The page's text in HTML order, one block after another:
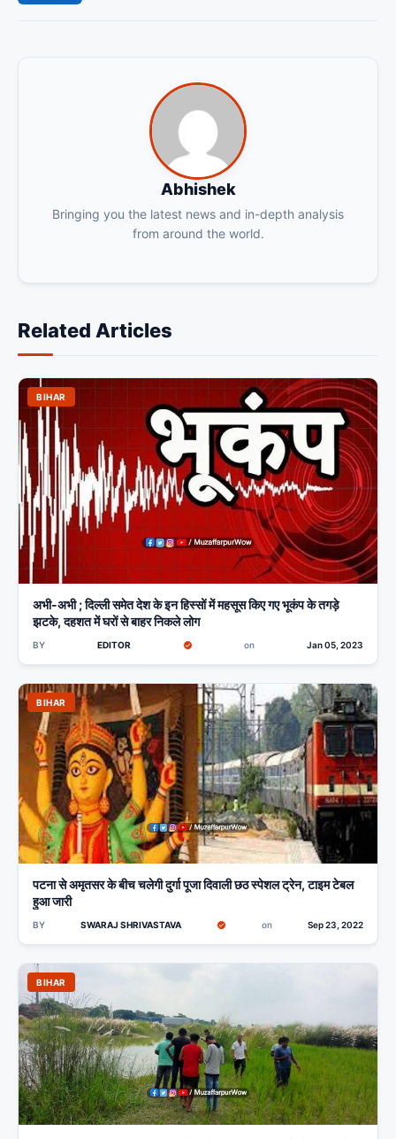
Abhishek
Bringing you the latest news and in-depth analysis
from around the world.
Related Articles
BIHAR
अभी-अभी ; दिल्ली समेत देश के इन हिस्सों में महसूस किए गए भूकंप के तगड़े
झटके, दहशत में घरों से बाहर निकले लोग
BY EDITOR on Jan 05, 2023
BIHAR
पटना से अमृतसर के बीच चलेगी दुर्गा पूजा दिवाली छठ स्पेशल ट्रेन, टाइम टेबल
हुआ जारी
BY SWARAJ SHRIVASTAVA on Sep 23, 2022
BIHAR